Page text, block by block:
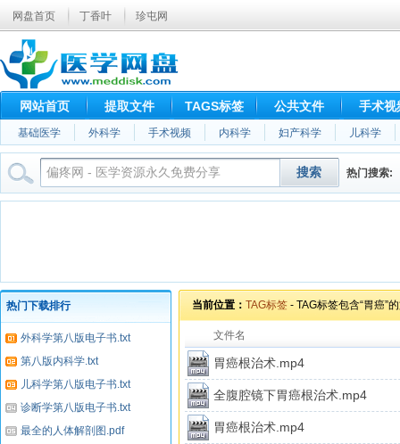
网盘首页 丁香叶 珍屯网
网站首页 提取文件 TAGS标签 公共文件 手术视
基础医学 外科学 手术视频 内科学 妇产科学 儿科学
搜索 热门搜索:
切除术 根治术 切
热门下载排行
外科学第八版电子书.txt
第八版内科学.txt
儿科学第八版电子书.txt
诊断学第八版电子书.txt
最全的人体解剖图.pdf
当前位置： TAG标签 - TAG标签包含“胃癌”
文件名
胃癌根治术.mp4
全腹腔镜下胃癌根治术.mp4
胃癌根治术.mp4